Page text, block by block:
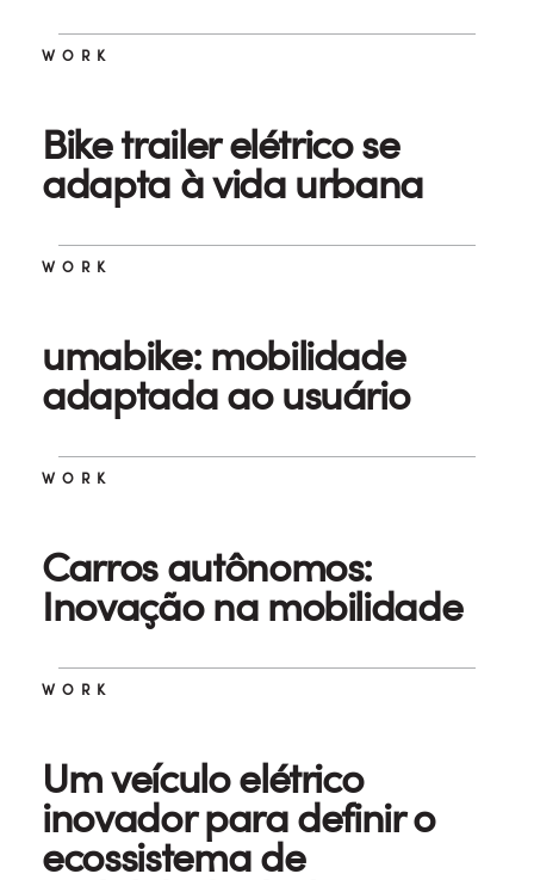
WORK
Bike trailer elétrico se
adapta à vida urbana
WORK
umabike: mobilidade
adaptada ao usuário
WORK
Carros autônomos:
Inovação na mobilidade
WORK
Um veículo elétrico
inovador para definir o
ecossistema de